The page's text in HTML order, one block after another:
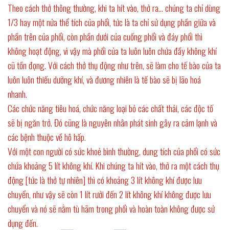
Theo cách thở thông thường, khi ta hít vào, thở ra… chúng ta chỉ dùng
1/3 hay một nửa thể tích của phổi, tức là ta chỉ sử dụng phần giữa và
phần trên của phổi, còn phần dưới của cuống phổi và đáy phổi thì
không hoạt động, vì vậy mà phổi của ta luôn luôn chứa đầy không khí
cũ tồn đọng. Với cách thở thụ động như trên, sẽ làm cho tế bào của ta
luôn luôn thiếu dưỡng khí, và đương nhiên là tế bào sẽ bị lão hoá
nhanh.
Các chức năng tiêu hoá, chức năng loại bỏ các chất thải, các độc tố
sẽ bị ngăn trở. Đó cũng là nguyên nhân phát sinh gây ra cảm lạnh và
các bệnh thuộc về hô hấp.
Với một con người có sức khoẻ bình thường, dung tích của phổi có sức
chứa khoảng 5 lít không khí. Khi chúng ta hít vào, thở ra một cách thụ
động [tức là thở tự nhiên] thì có khoảng 3 lít không khí được lưu
chuyển, như vậy sẽ còn 1 lít rưởi đến 2 lít không khí không được lưu
chuyển và nó sẽ nằm tù hãm trong phổi và hoàn toàn không được sử
dụng đến.